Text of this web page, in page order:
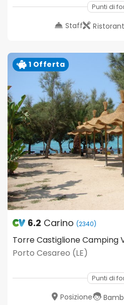
Punti di
Staff
1 Offerta
6.2 Carino (2340)
Torre Castiglione Camping
Porto Cesareo (LE)
Punti di
Posizione